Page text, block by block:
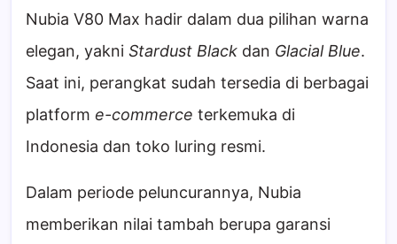
Nubia V80 Max hadir dalam dua pilihan warna
elegan, yakni Stardust Black dan Glacial Blue.
Saat ini, perangkat sudah tersedia di berbagai
platform e-commerce terkemuka di
Indonesia dan toko luring resmi.
Dalam periode peluncurannya, Nubia
memberikan nilai tambah berupa garansi